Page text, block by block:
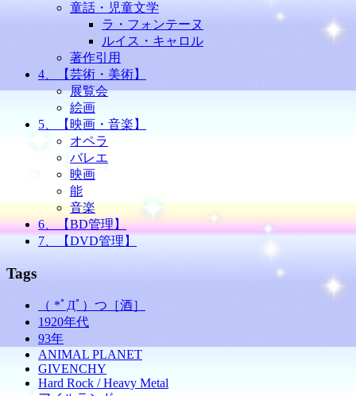
童話・児童文学
ラ・フォンテーヌ
ルイス・キャロル
著作引用
4、【芸術・美術】
展覧会
絵画
5、【映画・音楽】
オペラ
バレエ
映画
能
音楽
6、【BD管理】
7、【DVD管理】
Tags
（ *ﾟДﾟ）つ［酒］
1920年代
93年
ANIMAL PLANET
GIVENCHY
Hard Rock / Heavy Metal